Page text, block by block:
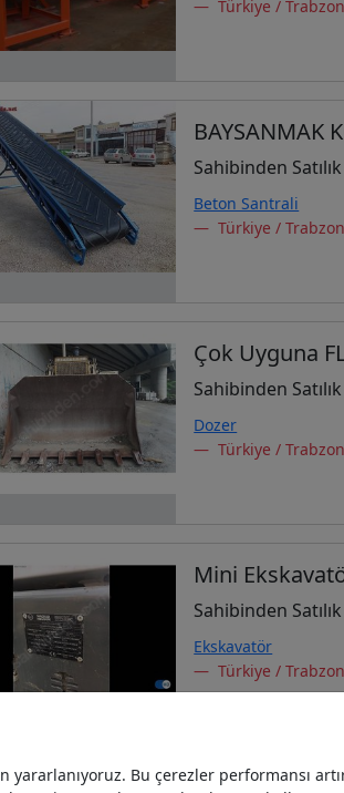
Türkiye /
BAYSANMAK
Sahibinden
Beton Santrali
Türkiye /
Çok Uyguna
Sahibinden
Dozer
Türkiye /
Mini
Sahibinden
Ekskavatör
Türkiye /
Bu çerezler performansı